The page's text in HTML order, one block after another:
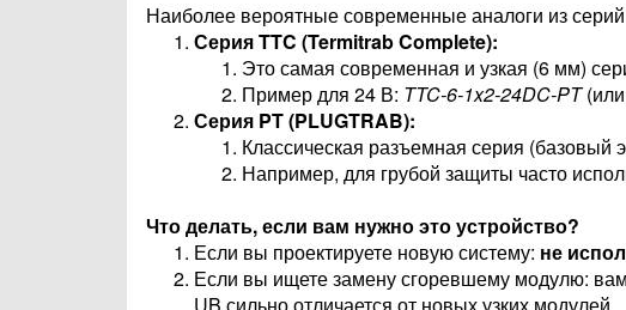
Наиболее вероятные современные аналоги из серий
Серия TTC (Termitrab Complete):
Это самая современная и узкая (6 мм)
Пример для 24 В: TTC-6-1x2-24DC-PT(или
Серия PT (PLUGTRAB):
Классическая разъемная серия (базовый
Например, для грубой защиты часто
Что делать, если вам нужно это устройство?
Если вы проектируете новую систему: не
Если вы ищете замену сгоревшему модулю: